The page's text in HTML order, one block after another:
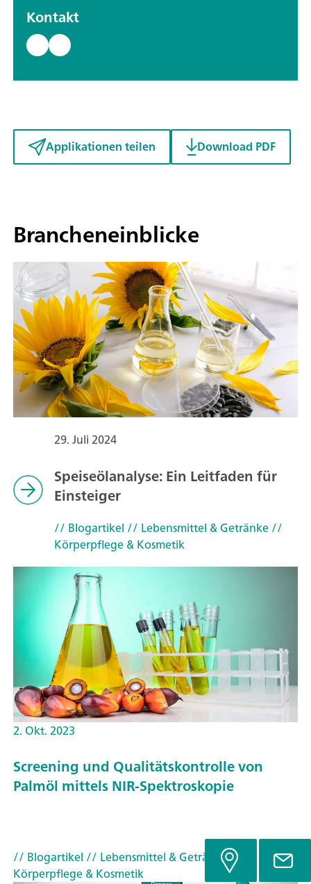
Kontakt
Applikationen teilen Download PDF
Brancheneinblicke
29. Juli 2024
Speiseölanalyse: Ein Leitfaden für
Einsteiger
// Blogartikel // Lebensmittel & Getränke//
Körperpflege & Kosmetik
2. Okt. 2023
Screening und Qualitätskontrolle von
Palmöl mittels NIR-Spektroskopie
// Blogartikel // Lebensmittel & Getränke//
Körperpflege & Kosmetik